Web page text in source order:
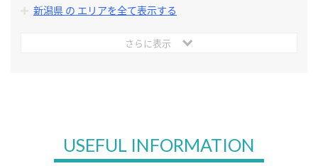
新潟県 の エリアを全て表示する
さらに表示
USEFUL INFORMATION